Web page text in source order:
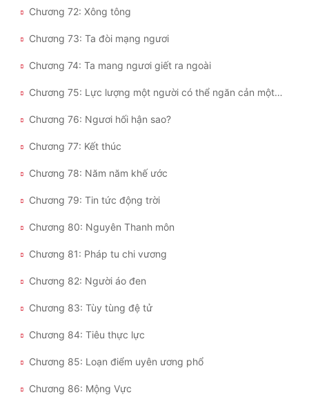
Chương 72: Xông tông
Chương 73: Ta đòi mạng ngươi
Chương 74: Ta mang ngươi giết ra ngoài
Chương 75: Lực lượng một người có thể ngăn cản một tông
Chương 76: Ngươi hối hận sao?
Chương 77: Kết thúc
Chương 78: Năm năm khế ước
Chương 79: Tin tức động trời
Chương 80: Nguyên Thanh môn
Chương 81: Pháp tu chi vương
Chương 82: Người áo đen
Chương 83: Tùy tùng đệ tử
Chương 84: Tiêu thực lực
Chương 85: Loạn điểm uyên ương phổ
Chương 86: Mộng Vực